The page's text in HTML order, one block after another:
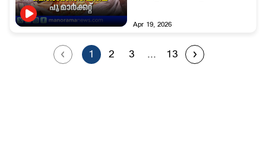
Apr 19, 2026
1 2 3 ... 13